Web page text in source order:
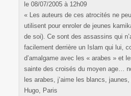
le 08/07/2005 à 12h09
« Les auteurs de ces atrocités ne
utilisent pour enroler de jeunes
de soi). Ce sont des assassins qui
facilement derrière un Islam qui lui,
d’amalgame avec les « arabes » et
sainte des croisés du moyen age…
les arabes, j’aime les blancs,
Hugo, Paris